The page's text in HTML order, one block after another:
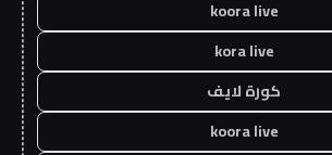
koora live
kora live
كورة لايف
koora live